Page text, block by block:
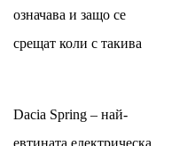
означава и защо се
срещат коли с такива
Dacia Spring – най-
евтината електрическа